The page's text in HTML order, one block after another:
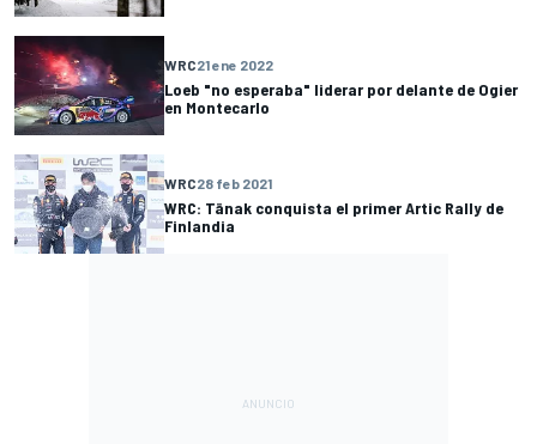
WRC21 ene 2022
Loeb "no esperaba" liderar por delante de Ogier
en Montecarlo
WRC28 feb 2021
WRC: Tänak conquista el primer Artic Rally de
Finlandia